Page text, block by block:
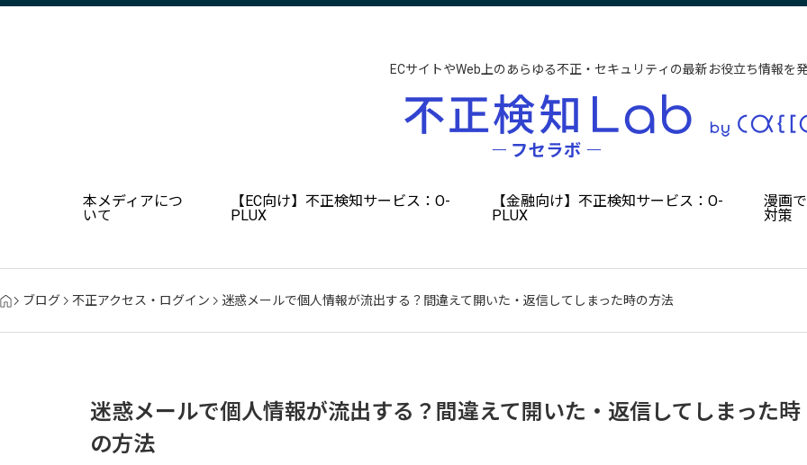
ECサイトやWeb上のあらゆる不正・セキュリティの最新お役立ち情報を
本メディアにつ
いて
【EC向け】不正検知サービス：O-
PLUX
【金融向け】不正検知サービス：O-
PLUX
漫画
対策
ブログ 不正アクセス・ログイン 迷惑メールで個人情報が流出する？間違えて開いた・返信してしまった時の方法
迷惑メールで個人情報が流出する？間違えて開いた・返信してしまった時
の方法